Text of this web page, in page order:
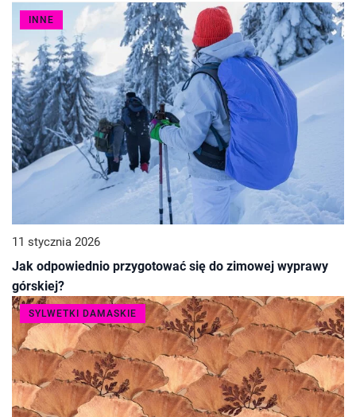
INNE
11 stycznia 2026
Jak odpowiednio przygotować się do zimowej wyprawy
górskiej?
SYLWETKI DAMASKIE